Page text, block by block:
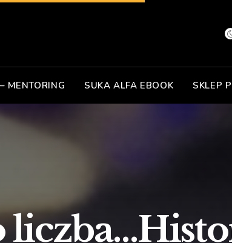
MENTORING SUKA ALFA EBOOK SKLEP